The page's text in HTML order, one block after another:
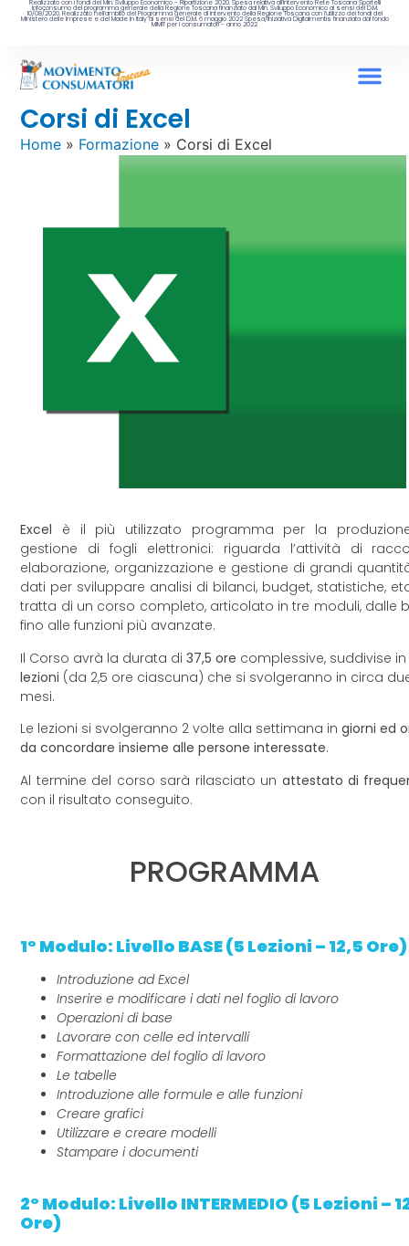
Realizzato con i fondi del Min. Sviluppo Economico - Ripartizione 2020. Spesa relativa all’intervento Rete Toscana Sportelli
Infoconsumo del programma generale della Regione Toscana finanziato dal Min. Sviluppo Economico ai sensi del D.M.
10/08/2020. Realizzato nell’ambito del Programma generale di intervento della Regione Toscana con l’utilizzo dei fondi del
Ministero delle Imprese e del Made in Italy ai sensi del D.M. 6 maggio 2022 Spesa/iniziativa Digitalmentis finanziata dal fondo
MIMIT per i consumatori - anno 2022
Corsi di Excel
Home » Formazione » Corsi di Excel
Excel è il più utilizzato programma per la
gestione di fogli elettronici: riguarda l’attività di
elaborazione, organizzazione e gestione di grandi
dati per sviluppare analisi di bilanci, budget, statistiche,
tratta di un corso completo, articolato in tre moduli, dalle
fino alle funzioni più avanzate.
Il Corso avrà la durata di37,5 ore complessive, suddivise
lezioni (da 2,5 ore ciascuna) che si svolgeranno in circa
mesi.
Le lezioni si svolgeranno 2 volte alla settimana ingiorni ed
da concordare insieme alle persone interessate.
Al termine del corso sarà rilasciato un attestato di
con il risultato conseguito.
PROGRAMMA
1° Modulo: Livello BASE (5 Lezioni – 12,5 Ore)
Introduzione ad Excel
Inserire e modificare i dati nel foglio di lavoro
Operazioni di base
Lavorare con celle ed intervalli
Formattazione del foglio di lavoro
Le tabelle
Introduzione alle formule e alle funzioni
Creare grafici
Utilizzare e creare modelli
Stampare i documenti
2° Modulo: Livello INTERMEDIO (5 Lezioni –
Ore)